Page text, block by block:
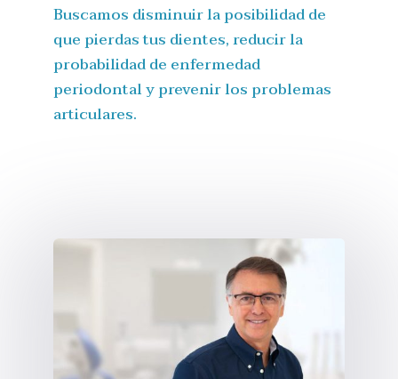
Buscamos disminuir la posibilidad de
que pierdas tus dientes, reducir la
probabilidad de enfermedad
periodontal y prevenir los problemas
articulares.